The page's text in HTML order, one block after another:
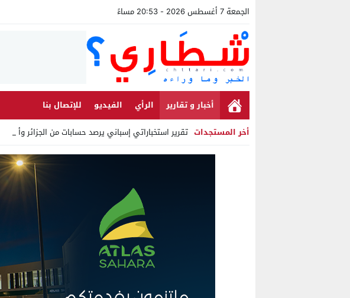
الجمعة 7 أغسطس 2026 - 20:53 مساءً
أخبار و تقارير الرأي الفيديو
للإتصال بنا
أخر المستجدات تقرير استخباراتي إسباني يرصد حسابات من الجزائر وأرقاما بـ”213+_
Stop